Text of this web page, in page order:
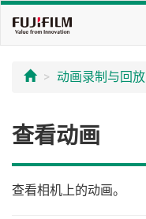
动画录制与回放
查看动画
查看相机上的动画。